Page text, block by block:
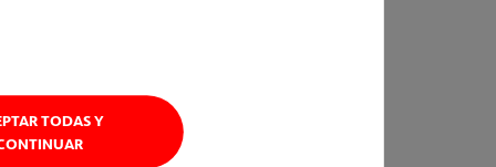
TODAS Y
nuestro entorno asegura nuestra